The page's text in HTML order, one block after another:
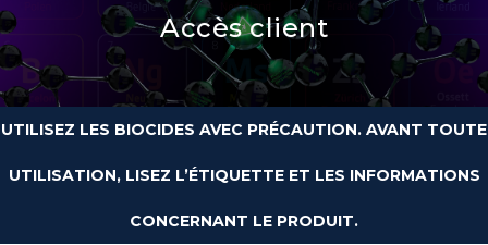
Accès client
UTILISEZ LES BIOCIDES AVEC PRÉCAUTION. AVANT TOUTE
UTILISATION, LISEZ L’ÉTIQUETTE ET LES INFORMATIONS
CONCERNANT LE PRODUIT.